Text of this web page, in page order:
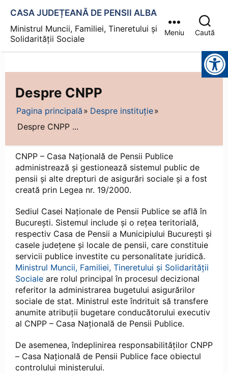
CASA JUDEȚEANĂ DE PENSII ALBA
Ministrul Muncii, Familiei, Tineretului și
Solidarității Sociale
Meniu Caută
Instrumente pentru accesibilitate
Despre CNPP
Pagina principală
Despre instituție
Despre CNPP ...
CNPP – Casa Națională de Pensii Publice
administrează și gestionează sistemul public de
pensii și alte drepturi de asigurări sociale și a fost
creată prin Legea nr. 19/2000.
Sediul Casei Naționale de Pensii Publice se află în
București. Sistemul include și o rețea teritorială,
respectiv Casa de Pensii a Municipiului București și
casele județene și locale de pensii, care constituie
servicii publice investite cu personalitate juridică.
Ministrul Muncii, Familiei, Tineretului și Solidarității
Sociale are rolul principal în procesul decizional
referitor la administrarea bugetului asigurărilor
sociale de stat. Ministrul este îndrituit să transfere
anumite atribuții bugetare conducătorului executiv
al CNPP – Casa Națională de Pensii Publice.
De asemenea, îndeplinirea responsabilităților CNPP
– Casa Națională de Pensii Publice face obiectul
controlului ministerului.